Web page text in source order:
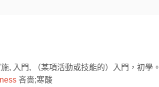
, 入門, （某項活動或技能的）入門，初學。
吝嗇;寒酸